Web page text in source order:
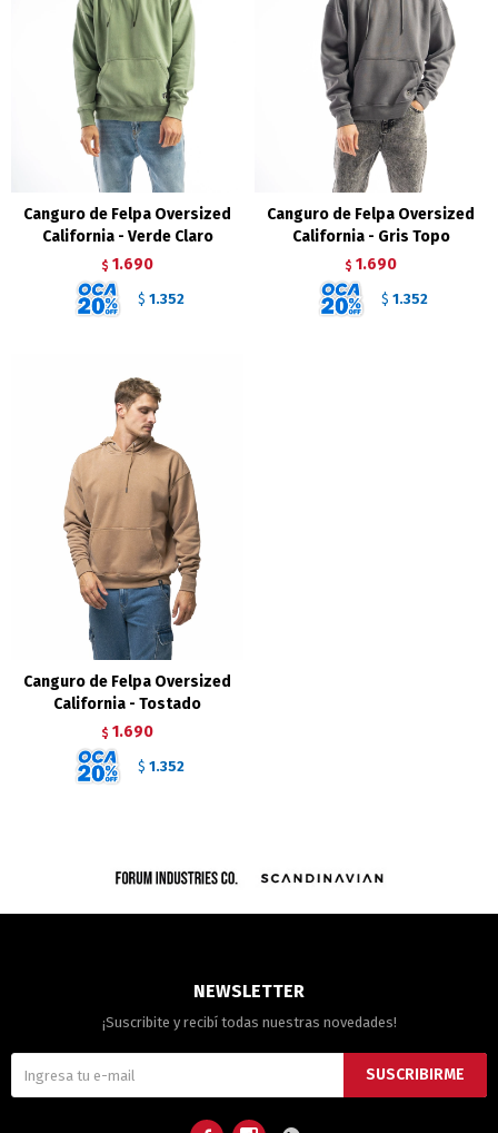
Canguro de Felpa Oversized
California - Verde Claro
$ 1.690
$ 1.352
Canguro de Felpa Oversized
California - Gris Topo
$ 1.690
$ 1.352
Canguro de Felpa Oversized
California - Tostado
$ 1.690
$ 1.352
NEWSLETTER
¡Suscribite y recibí todas nuestras novedades!
SUSCRIBIRME